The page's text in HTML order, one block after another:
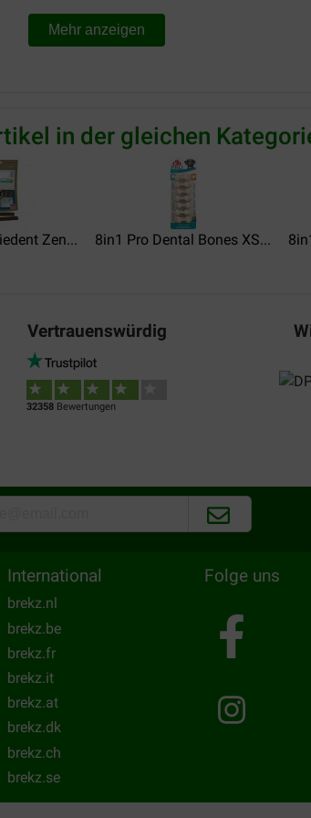
Translate to English
Ulvar de Vries
12-08-2022
Lieferung:
26-01-2022
Mehr anzeigen
in der gleichen
Zen... 8in1 Pro Dental Bones XS...
Vertrauenswürdig
32358Bewertungen
International
brekz.nl
brekz.be
brekz.fr
brekz.it
brekz.at
brekz.dk
brekz.ch
brekz.se
Folge uns